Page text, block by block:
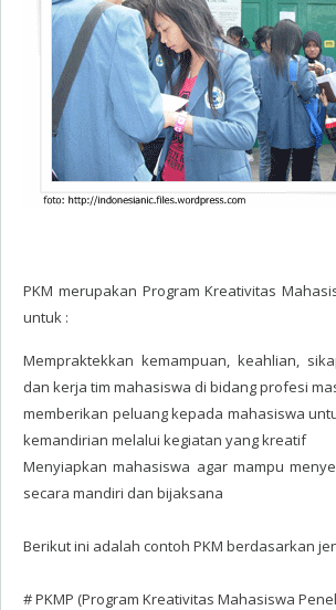
PKM merupakan Program Kreativitas
untuk :
Mempraktekkan kemampuan, keahlian,
dan kerja tim mahasiswa di bidang profesi
memberikan peluang kepada mahasiswa
kemandirian melalui kegiatan yang kreatif
Menyiapkan mahasiswa agar mampu
secara mandiri dan bijaksana
Berikut ini adalah contoh PKM berdasarkan
# PKMP (Program Kreativitas Mahasiswa